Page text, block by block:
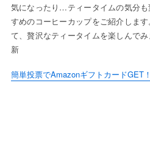
気になったり…ティータイムの気分
すめのコーヒーカップをご紹介しま
て、贅沢なティータイムを楽しんで
新
簡単投票でAmazonギフトカードGET！